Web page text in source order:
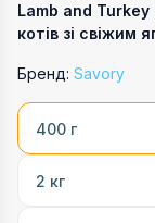
Lamb and
котів зі свіжим
Бренд: Savory
400 г
2 кг